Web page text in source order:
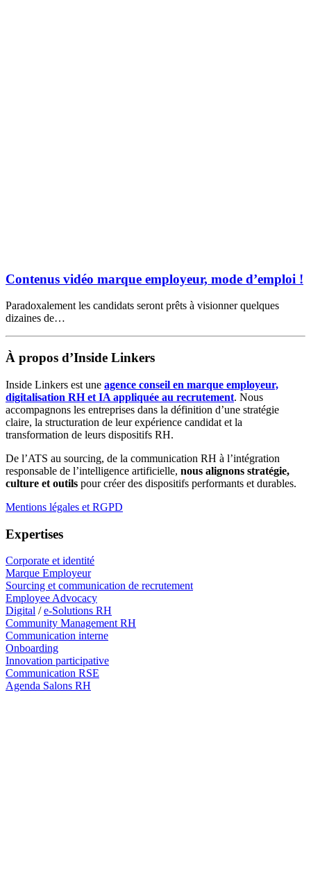
Contenus vidéo marque employeur, mode d’emploi !
Paradoxalement les candidats seront prêts à visionner quelques
dizaines de…
À propos d’Inside Linkers
Inside Linkers est une agence conseil en marque employeur,
digitalisation RH et IA appliquée au recrutement. Nous
accompagnons les entreprises dans la définition d’une stratégie
claire, la structuration de leur expérience candidat et la
transformation de leurs dispositifs RH.
De l’ATS au sourcing, de la communication RH à l’intégration
responsable de l’intelligence artificielle, nous alignons stratégie,
culture et outils pour créer des dispositifs performants et durables.
Mentions légales et RGPD
Expertises
Corporate et identité
Marque Employeur
Sourcing et communication de recrutement
Employee Advocacy
Digital /e-Solutions RH
Community Management RH
Communication interne
Onboarding
Innovation participative
Communication RSE
Agenda Salons RH